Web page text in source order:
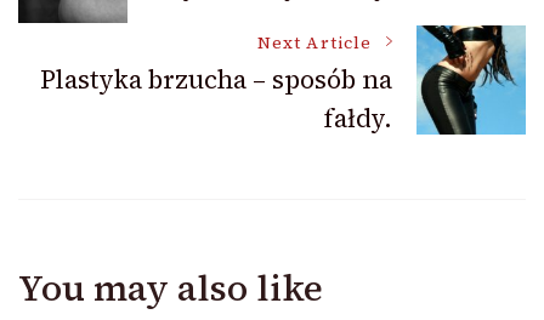
NavigationNext Article
Plastyka brzucha – sposób na
fałdy.
You may also like